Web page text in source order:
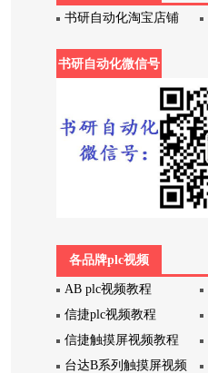
书研自动化淘宝店铺
书研自动化微信号
各品牌plc视频
AB plc视频教程
信捷plc视频教程
信捷触摸屏视频教程
台达B系列触摸屏视频